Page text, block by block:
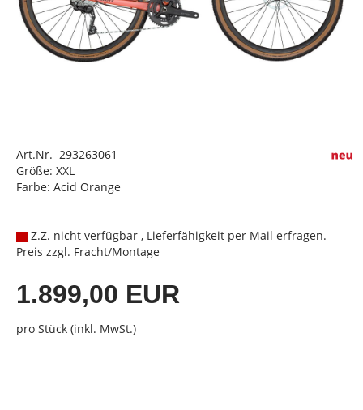
Art.Nr. 293263061
Größe: XXL
Farbe: Acid Orange
Z.Z. nicht verfügbar , Lieferfähigkeit per Mail erfragen.
Preis zzgl. Fracht/Montage
1.899,00 EUR
pro Stück (inkl. MwSt.)